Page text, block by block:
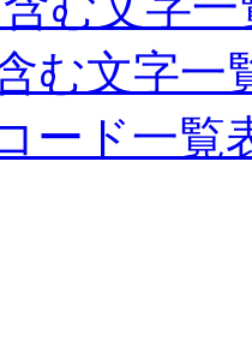
む文字一
ード一覧